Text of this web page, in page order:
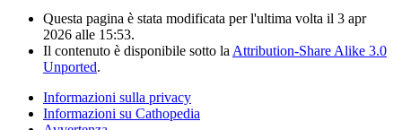
Questa pagina è stata modificata per l'ultima volta il 3 apr
2026 alle 15:53.
Il contenuto è disponibile sotto la Attribution-Share Alike 3.0
Unported.
Informazioni sulla privacy
Informazioni su Cathopedia